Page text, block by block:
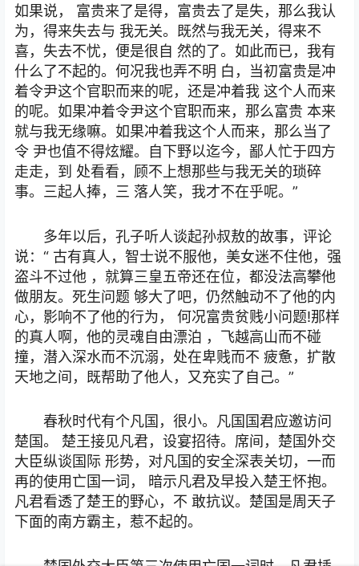
如果说， 富贵来了是得，富贵去了是失，那么我认
为，得来失去与 我无关。既然与我无关，得来不
喜，失去不忧，便是很自 然的了。如此而已，我有
什么了不起的。何况我也弄不明 白，当初富贵是冲
着令尹这个官职而来的呢，还是冲着我 这个人而来
的呢。如果冲着令尹这个官职而来，那么富贵 本来
就与我无缘嘛。如果冲着我这个人而来，那么当了
令 尹也值不得炫耀。自下野以迄今，鄙人忙于四方
走走，到 处看看，顾不上想那些与我无关的琐碎
事。三起人捧，三 落人笑，我才不在乎呢。”
多年以后，孔子听人谈起孙叔敖的故事，评论
说：“ 古有真人，智士说不服他，美女迷不住他，强
盗斗不过他 ，就算三皇五帝还在位，都没法高攀他
做朋友。死生问题 够大了吧，仍然触动不了他的内
心，影响不了他的行为， 何况富贵贫贱小问题!那样
的真人啊，他的灵魂自由漂泊 ，飞越高山而不碰
撞，潜入深水而不沉溺，处在卑贱而不 疲惫，扩散
天地之间，既帮助了他人，又充实了自己。”
春秋时代有个凡国，很小。凡国国君应邀访问
楚国。 楚王接见凡君，设宴招待。席间，楚国外交
大臣纵谈国际 形势，对凡国的安全深表关切，一而
再的使用亡国一词， 暗示凡君及早投入楚王怀抱。
凡君看透了楚王的野心，不 敢抗议。楚国是周天子
下面的南方霸主，惹不起的。